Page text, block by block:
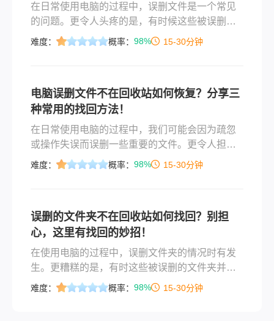
在日常使用电脑的过程中，误删文件是一个常见
的问题。更令人头疼的是，有时候这些被误删的
文件并不在回收站中，可能是因为使用了
中的文件。那么电脑误删文件不在回收站如何恢
复呢？本文将详细介绍几种恢复电脑误删文件且
不在回收站中的方法。
难度： 概率： 98% 15-30分钟
电脑误删文件不在回收站如何恢复？分享三
种常用的找回方法！
在日常使用电脑的过程中，我们可能会因为疏忽
或操作失误而误删一些重要的文件。更令人担忧
的是，这些被误删的文件并未出现在回收站中，
帮助您找回那些被误删且不在回收站中的文件。
难度： 概率： 98% 15-30分钟
误删的文件夹不在回收站如何找回？别担
心，这里有找回的妙招！
在使用电脑的过程中，误删文件夹的情况时有发
生。更糟糕的是，有时这些被误删的文件夹并不
会出现在回收站中，这无疑增加了数据恢复的难
难度： 概率： 98% 15-30分钟